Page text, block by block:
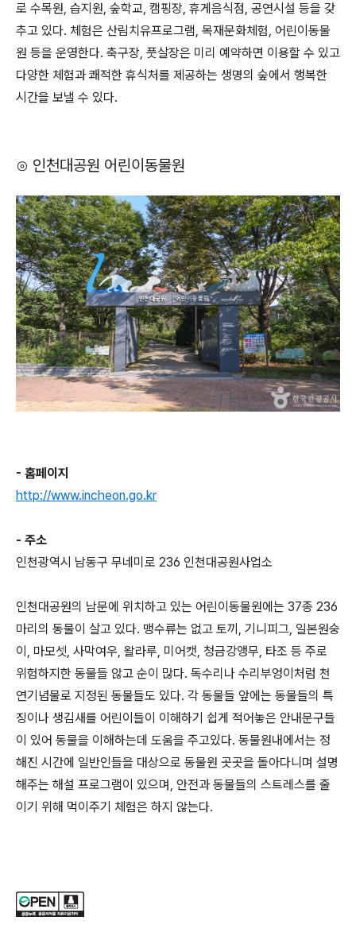
로 수목원, 습지원, 숲학교, 캠핑장, 휴게음식점, 공연시설 등을 갖
추고 있다. 체험은 산림치유프로그램, 목재문화체험, 어린이동물
원 등을 운영한다. 축구장, 풋살장은 미리 예약하면 이용할 수 있고
다양한 체험과 쾌적한 휴식처를 제공하는 생명의 숲에서 행복한
시간을 보낼 수 있다.
⊙ 인천대공원 어린이동물원
- 홈페이지
http://www.incheon.go.kr
- 주소
인천광역시 남동구 무네미로 236 인천대공원사업소
인천대공원의 남문에 위치하고 있는 어린이동물원에는 37종 236
마리의 동물이 살고 있다. 맹수류는 없고 토끼, 기니피그, 일본원숭
이, 마모셋, 사막여우, 왈라루, 미어캣, 청금강앵무, 타조 등 주로
위험하지한 동물들 않고 순이 많다. 독수리나 수리부엉이처럼 천
연기념물로 지정된 동물들도 있다. 각 동물들 앞에는 동물들의 특
징이나 생김새를 어린이들이 이해하기 쉽게 적어놓은 안내문구들
이 있어 동물을 이해하는데 도움을 주고있다. 동물원내에서는 정
해진 시간에 일반인들을 대상으로 동물원 곳곳을 돌아다니며 설명
해주는 해설 프로그램이 있으며, 안전과 동물들의 스트레스를 줄
이기 위해 먹이주기 체험은 하지 않는다.